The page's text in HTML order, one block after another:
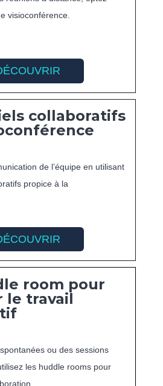
visioconférence.
collaboratifs
de l’équipe en utilisant
propice à la
room pour
le travail
ou des sessions
les huddle rooms pour